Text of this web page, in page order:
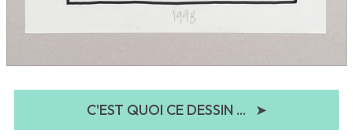
C'EST QUOI CE DESSIN ... ➤